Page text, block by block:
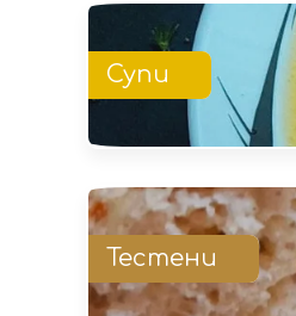
Супи
Тестени